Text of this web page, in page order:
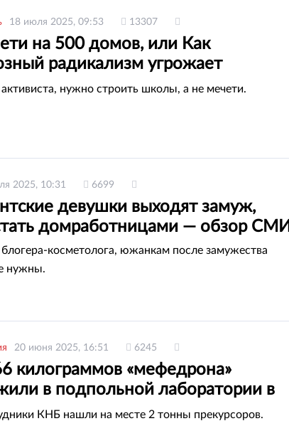
18 июля 2025, 09:53 13307
на 500 домов, или Как
радикализм угрожает
нужно строить школы, а не мечети.
2025, 10:31 6699
девушки выходят замуж,
домработницами — обзор СМИ
косметолога, южанкам после замужества
нужны.
20 июня 2025, 16:51 6245
килограммов «мефедрона»
в подпольной лаборатории в
КНБ нашли на месте 2 тонны прекурсоров.